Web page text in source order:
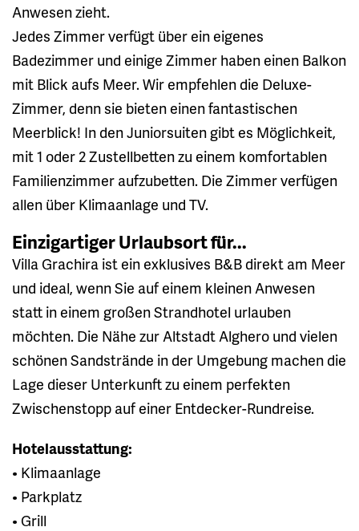
Anwesen zieht.
Jedes Zimmer verfügt über ein eigenes
Badezimmer und einige Zimmer haben einen Balkon
mit Blick aufs Meer. Wir empfehlen die Deluxe-
Zimmer, denn sie bieten einen fantastischen
Meerblick! In den Juniorsuiten gibt es Möglichkeit,
mit 1 oder 2 Zustellbetten zu einem komfortablen
Familienzimmer aufzubetten. Die Zimmer verfügen
allen über Klimaanlage und TV.
Einzigartiger Urlaubsort für...
Villa Grachira ist ein exklusives B&B direkt am Meer
und ideal, wenn Sie auf einem kleinen Anwesen
statt in einem großen Strandhotel urlauben
möchten. Die Nähe zur Altstadt Alghero und vielen
schönen Sandstrände in der Umgebung machen die
Lage dieser Unterkunft zu einem perfekten
Zwischenstopp auf einer Entdecker-Rundreise.
Hotelausstattung:
• Klimaanlage
• Parkplatz
• Grill